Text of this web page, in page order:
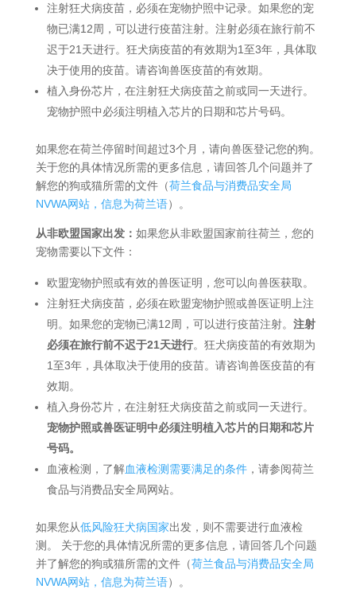
注射狂犬病疫苗，必须在宠物护照中记录。如果您的宠
物已满12周，可以进行疫苗注射。注射必须在旅行前不
迟于21天进行。狂犬病疫苗的有效期为1至3年，具体取
决于使用的疫苗。请咨询兽医疫苗的有效期。
植入身份芯片，在注射狂犬病疫苗之前或同一天进行。
宠物护照中必须注明植入芯片的日期和芯片号码。
如果您在荷兰停留时间超过3个月，请向兽医登记您的狗。
关于您的具体情况所需的更多信息，请回答几个问题并了
解您的狗或猫所需的文件（荷兰食品与消费品安全局
NVWA网站，信息为荷兰语）。
从非欧盟国家出发： 如果您从非欧盟国家前往荷兰，您的
宠物需要以下文件：
欧盟宠物护照或有效的兽医证明，您可以向兽医获取。
注射狂犬病疫苗，必须在欧盟宠物护照或兽医证明上注
明。如果您的宠物已满12周，可以进行疫苗注射。 注射
必须在旅行前不迟于21天进行。狂犬病疫苗的有效期为
1至3年，具体取决于使用的疫苗。请咨询兽医疫苗的有
效期。
植入身份芯片，在注射狂犬病疫苗之前或同一天进行。
宠物护照或兽医证明中必须注明植入芯片的日期和芯片
号码。
血液检测，了解血液检测需要满足的条件，请参阅荷兰
食品与消费品安全局网站。
如果您从低风险狂犬病国家出发，则不需要进行血液检
测。 关于您的具体情况所需的更多信息，请回答几个问题
并了解您的狗或猫所需的文件（荷兰食品与消费品安全局
NVWA网站，信息为荷兰语）。